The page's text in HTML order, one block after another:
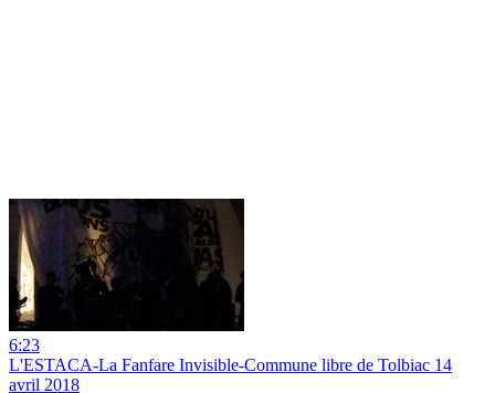
6:23
L'ESTACA-La Fanfare Invisible-Commune libre de Tolbiac 14
avril 2018